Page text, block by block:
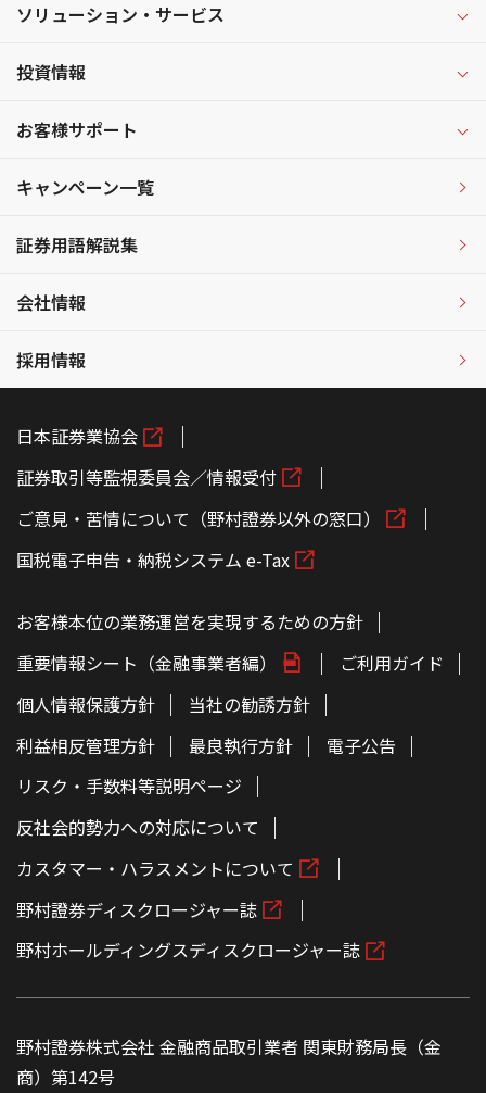
ソリューション・サービス
投資情報
お客様サポート
キャンペーン一覧
証券用語解説集
会社情報
採用情報
日本証券業協会
証券取引等監視委員会／情報受付
ご意見・苦情について（野村證券以外の窓口）
国税電子申告・納税システム e-Tax
お客様本位の業務運営を実現するための方針
重要情報シート（金融事業者編）
ご利用ガイド
個人情報保護方針
当社の勧誘方針
利益相反管理方針
最良執行方針
電子公告
リスク・手数料等説明ページ
反社会的勢力への対応について
カスタマー・ハラスメントについて
野村證券ディスクロージャー誌
野村ホールディングスディスクロージャー誌
野村證券株式会社 金融商品取引業者 関東財務局長（金
商）第142号